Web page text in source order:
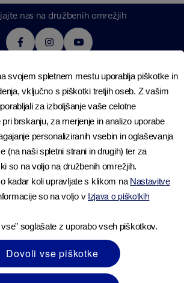
nas na družbenih omrežjih
O PODJETJU NUTRICIA
ZNANJE O NUTRICIONISTIKI
KAKOVOST
IZJAVA O DOSTOPNOSTI
IZJAVA O ZASEBNOSTI
O ZASEBNOSTI
POGOJI UPORABE
PRAVILNIK O PIŠKOTKIH
NASTAVITVE PIŠKOTKOV
svojem spletnem mestu uporablja piškotke in
vključno s piškotki tretjih oseb. Z vašim
za izboljšanje vaše celotne
brskanju, za merjenje in analizo uporabe
personaliziranih vsebin in oglaševanja
(na naši spletni strani in drugih) ter za
so na voljo na družbenih omrežjih.
kadar koli upravljate s klikom na Nastavitve
so na voljo v Izjava o piškotkih
soglašate z uporabo vseh piškotkov.
Dovoli vse piškotke